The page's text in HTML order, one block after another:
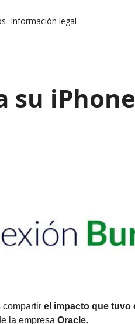
Información legal
su
compartir el impacto que tuvo
la empresa Oracle.